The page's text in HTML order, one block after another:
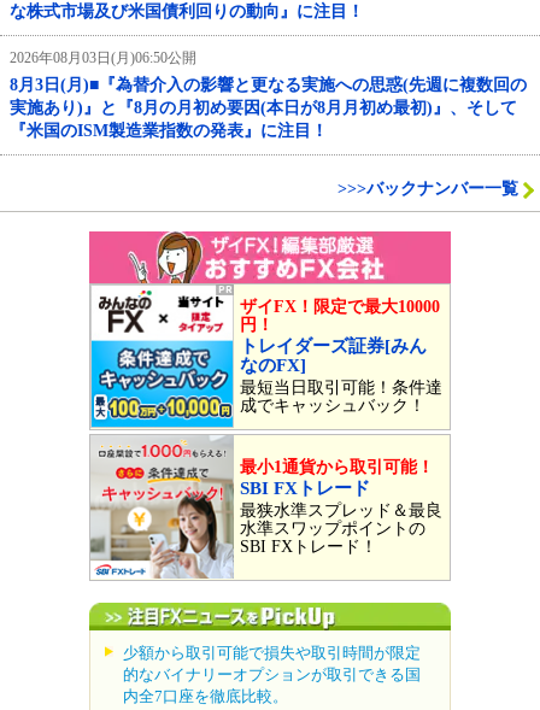
な株式市場及び米国債利回りの動向』に注目！
2026年08月03日(月)06:50公開
8月3日(月)■『為替介入の影響と更なる実施への思惑(先週に複数回の
実施あり)』と『8月の月初め要因(本日が8月月初め最初)』、そして
『米国のISM製造業指数の発表』に注目！
>>>バックナンバー一覧
ザイFX！限定で最大10000
円！
トレイダーズ証券[みん
なのFX]
最短当日取引可能！条件達
成でキャッシュバック！
最小1通貨から取引可能！
SBI FXトレード
最狭水準スプレッド＆最良
水準スワップポイントの
SBI FXトレード！
少額から取引可能で損失や取引時間が限定
的なバイナリーオプションが取引できる国
内全7口座を徹底比較。